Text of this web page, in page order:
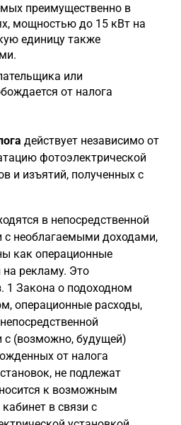
преимущественно в
мощностью до 15 кВт на
единицу также
или
от налога
действует независимо от
фотоэлектрической
и изъятий, полученных с
в непосредственной
с необлагаемыми доходами,
как операционные
рекламу. Это
1 Закона о подоходном
операционные расходы,
с (возможно, будущей)
от налога
не подлежат
к возможным
в связи с